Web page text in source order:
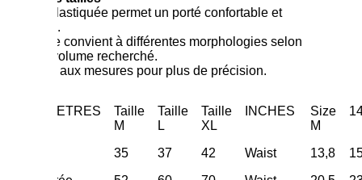
La taille élastiquée permet un porté confortable et
adaptable.
Le modèle convient à différentes morphologies selon
l’effet de volume recherché.
Se référer aux mesures pour plus de précision.
CENTIMETRES
Taille
M
Taille
L
Taille
XL
INCHES
Size
M
35 37 42 Waist 13,8